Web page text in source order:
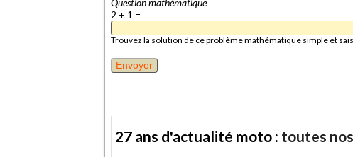
2 + 1 =
Trouvez la solution de ce problème mathématique simple et
27 ans d'actualité moto : toutes